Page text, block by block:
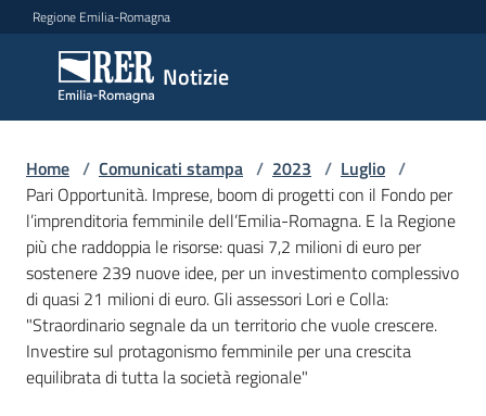
Vai al contenuto
Vai alla navigazione
Vai al footer
Regione Emilia-Romagna
Notizie
Notizie
Comunicati
stampa
Menu selezionato
Cerca
un
comunicato
Risorse
Home / Comunicati stampa / 2023 / Luglio /
Pari Opportunità. Imprese, boom di progetti con il Fondo per
l’imprenditoria femminile dell’Emilia-Romagna. E la Regione
più che raddoppia le risorse: quasi 7,2 milioni di euro per
sostenere 239 nuove idee, per un investimento complessivo
di quasi 21 milioni di euro. Gli assessori Lori e Colla:
"Straordinario segnale da un territorio che vuole crescere.
Investire sul protagonismo femminile per una crescita
equilibrata di tutta la società regionale"